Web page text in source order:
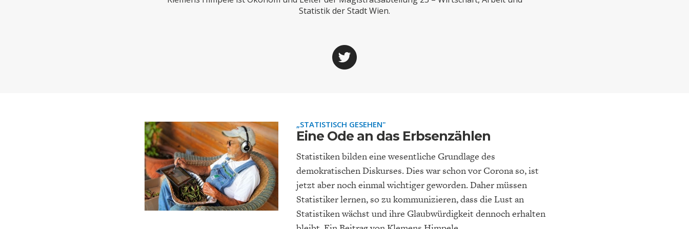
SUCHE
UNGLEICHHEIT UND
MACHT
FACHKRÄFTEMANGEL
DAS DEUTSCHE
GESUNDHEITSWESEN
GLOBALISIERUNG
EUROPA FINANZMÄRKTE GELDPOLITIK
Statistik der Stadt Wien.
„STATISTISCH GESEHEN"
Eine Ode an das Erbsenzählen
Statistiken bilden eine wesentliche Grundlage des
demokratischen Diskurses. Dies war schon vor Corona so, ist
jetzt aber noch einmal wichtiger geworden. Daher müssen
Statistiker lernen, so zu kommunizieren, dass die Lust an
Statistiken wächst und ihre Glaubwürdigkeit dennoch erhalten